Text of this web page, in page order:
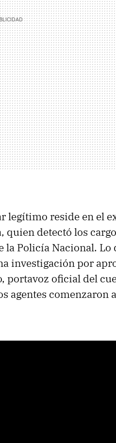
legítimo reside en el
quien detectó los
la Policía Nacional. Lo
investigación por
portavoz oficial del
agentes comenzaron